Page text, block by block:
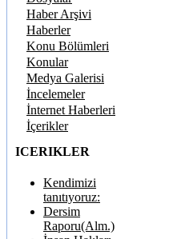
Haber Arşivi
Haberler
Konu Bölümleri
Konular
Medya Galerisi
İncelemeler
İnternet Haberleri
İçerikler
ICERIKLER
Kendimizi
tanıtıyoruz:
Dersim
Raporu(Alm.)